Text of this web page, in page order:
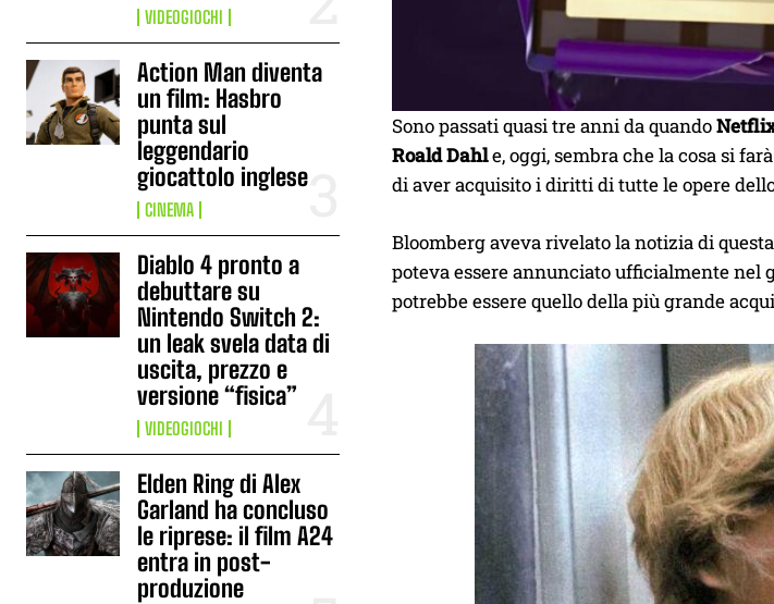
VIDEOGIOCHI
Action Man diventa
un film: Hasbro
punta sul
leggendario
giocattolo inglese
CINEMA
Diablo 4 pronto a
debuttare su
Nintendo Switch 2:
un leak svela data di
uscita, prezzo e
versione “fisica”
VIDEOGIOCHI
Elden Ring di Alex
Garland ha concluso
le riprese: il film A24
entra in post-
produzione
Sono passati quasi tre anni da quando
Roald Dahle, oggi, sembra che la cosa si
di aver acquisito i diritti di tutte le opere
Bloomberg aveva rivelato la notizia di
poteva essere annunciato ufficialmente nel
potrebbe essere quello della più grande